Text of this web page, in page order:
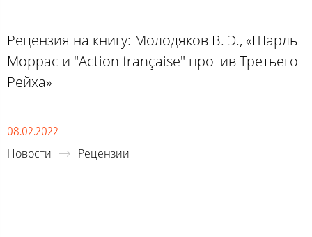
Рецензия на книгу: Молодяков В. Э., «Шарль
Моррас и "Action française" против Третьего
Рейха»
08.02.2022
Новости Рецензии